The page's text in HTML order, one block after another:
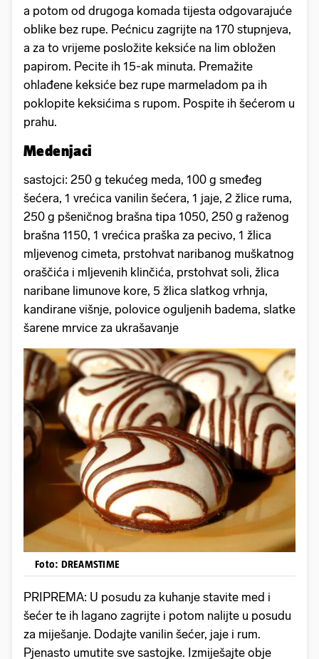
a potom od drugoga komada tijesta odgovarajuće
oblike bez rupe. Pećnicu zagrijte na 170 stupnjeva,
a za to vrijeme posložite keksiće na lim obložen
papirom. Pecite ih 15-ak minuta. Premažite
ohlađene keksiće bez rupe marmeladom pa ih
poklopite keksićima s rupom. Pospite ih šećerom u
prahu.
Medenjaci
sastojci: 250 g tekućeg meda, 100 g smeđeg
šećera, 1 vrećica vanilin šećera, 1 jaje, 2 žlice ruma,
250 g pšeničnog brašna tipa 1050, 250 g raženog
brašna 1150, 1 vrećica praška za pecivo, 1 žlica
mljevenog cimeta, prstohvat naribanog muškatnog
oraščića i mljevenih klinčića, prstohvat soli, žlica
naribane limunove kore, 5 žlica slatkog vrhnja,
kandirane višnje, polovice oguljenih badema, slatke
šarene mrvice za ukrašavanje
Foto: DREAMSTIME
PRIPREMA: U posudu za kuhanje stavite med i
šećer te ih lagano zagrijte i potom nalijte u posudu
za miješanje. Dodajte vanilin šećer, jaje i rum.
Pjenasto umutite sve sastojke. Izmiješajte obje